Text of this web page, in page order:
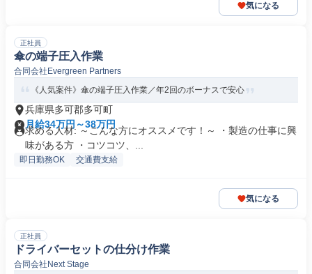
気になる
正社員
傘の端子圧入作業
合同会社Evergreen Partners
《人気案件》傘の端子圧入作業／年2回のボーナスで安心
兵庫県多可郡多可町
月給34万円～38万円
求める人材: ～こんな方にオススメです！～ ・製造の仕事に興
味がある方 ・コツコツ、...
即日勤務OK 交通費支給
気になる
正社員
ドライバーセットの仕分け作業
合同会社Next Stage